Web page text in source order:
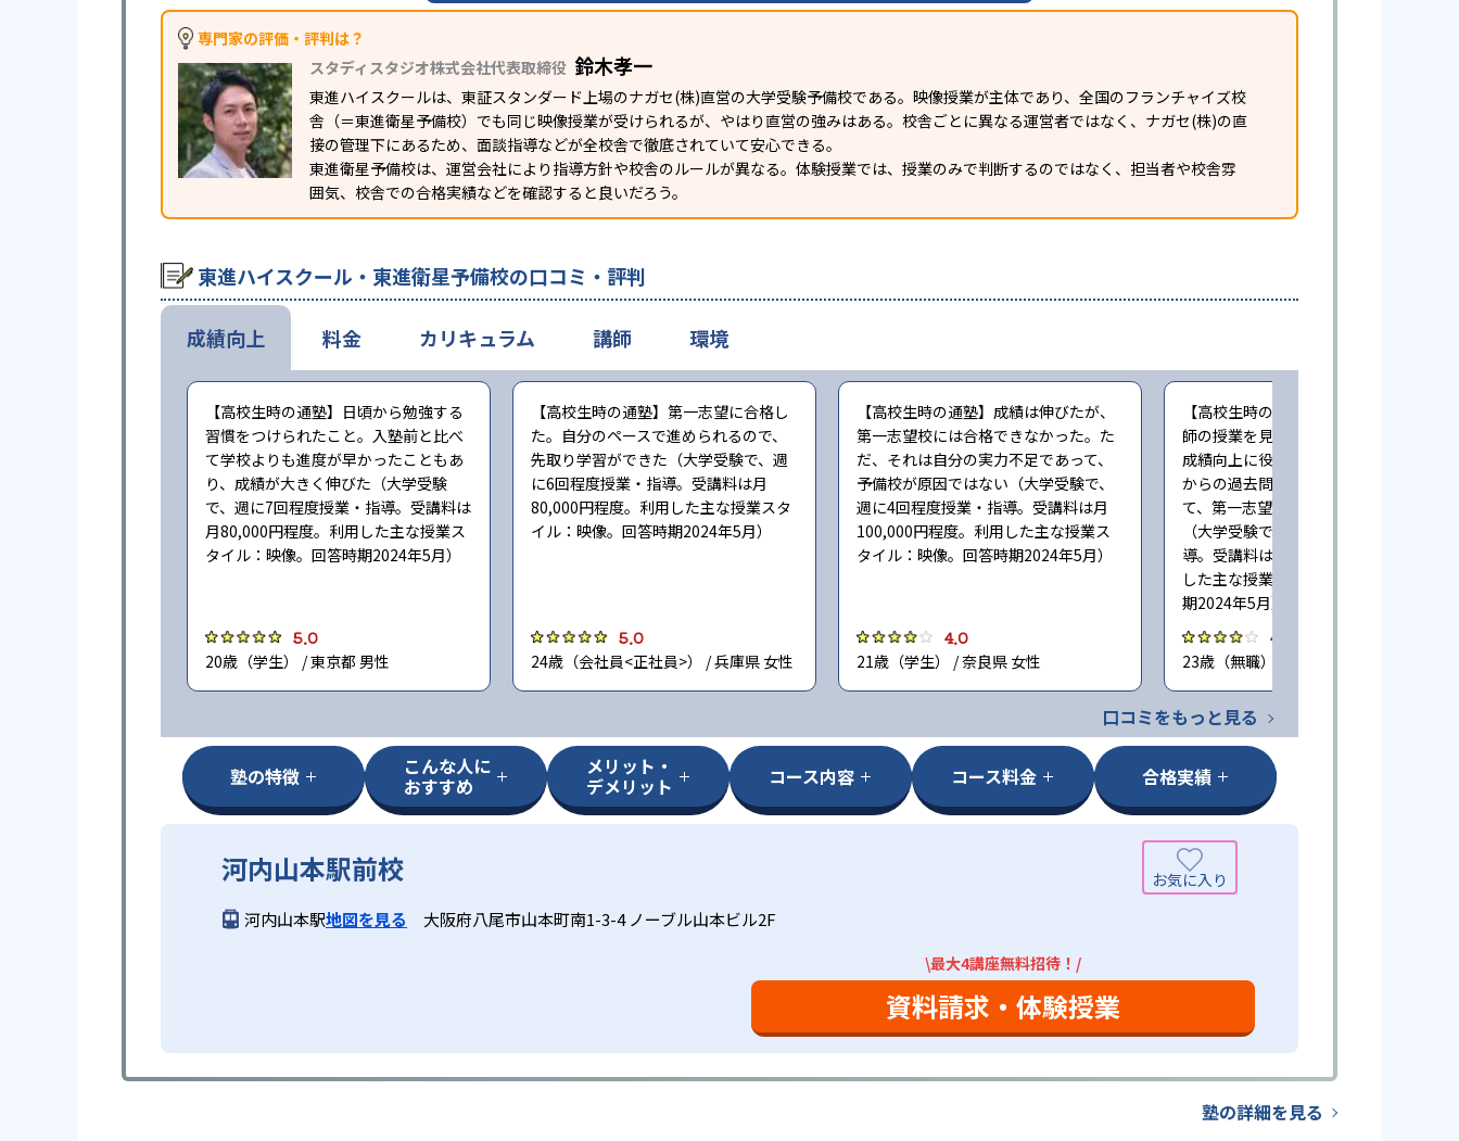
専門家の評価・評判は？
スタディスタジオ株式会社代表取締役 鈴木孝一
東進ハイスクールは、東証スタンダード上場のナガセ(株)直営の大学受験予備校である。映像授業が主体であり、全国のフランチャイズ校
舎（＝東進衛星予備校）でも同じ映像授業が受けられるが、やはり直営の強みはある。校舎ごとに異なる運営者ではなく、ナガセ(株)の直
接の管理下にあるため、面談指導などが全校舎で徹底されていて安心できる。
東進衛星予備校は、運営会社により指導方針や校舎のルールが異なる。体験授業では、授業のみで判断するのではなく、担当者や校舎雰
囲気、校舎での合格実績などを確認すると良いだろう。
東進ハイスクール・東進衛星予備校の口コミ・評判
成績向上
【高校生時の通塾】日頃から勉強する
習慣をつけられたこと。入塾前と比べ
て学校よりも進度が早かったこともあ
り、成績が大きく伸びた（大学受験
で、週に7回程度授業・指導。受講料は
月80,000円程度。利用した主な授業ス
タイル：映像。回答時期2024年5月）
5.0
20歳（学生） / 東京都 男性
【高校生時の通塾】第一志望に合格し
た。自分のペースで進められるので、
先取り学習ができた（大学受験で、週
に6回程度授業・指導。受講料は月
80,000円程度。利用した主な授業スタ
イル：映像。回答時期2024年5月）
5.0
24歳（会社員<正社員>） / 兵庫県 女性
【高校生時の通塾】成績は伸びたが、
第一志望校には合格できなかった。た
だ、それは自分の実力不足であって、
予備校が原因ではない（大学受験で、
週に4回程度授業・指導。受講料は月
100,000円程度。利用した主な授業ス
タイル：映像。回答時期2024年5月）
4.0
21歳（学生） / 奈良県 女性
【高校生時の通塾】映像授業で一流講
師の授業を見続けることができた点は
成績向上に役立った。また、早い時期
からの過去問演習による指導も相まっ
て、第一志望に合格することができた
（大学受験で、週に5回程度授業・指
導。受講料は月100,000円程度。利用
した主な授業スタイル：映像。回答時
期2024年5月）
4.0
23歳（無職） / 神奈川県 男性
口コミをもっと見る
料金 カリキュラム 講師 環境
塾の特徴 こんな人に
おすすめ
メリット・
デメリット コース内容 コース料金 合格実績
河内山本駅前校
河内山本駅地図を見る 大阪府八尾市山本町南1-3-4 ノーブル山本ビル2F
\最大4講座無料招待！/
資料請求・体験授業
塾の詳細を見る